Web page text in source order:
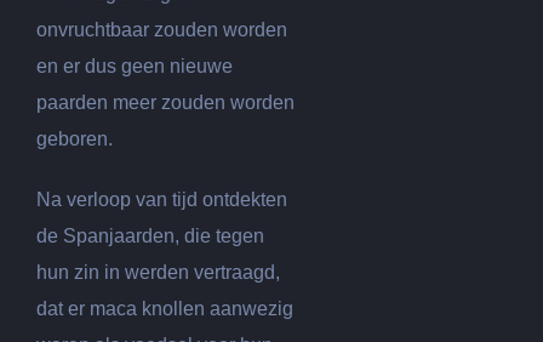
onvruchtbaar zouden worden
en er dus geen nieuwe
paarden meer zouden worden
geboren.
Na verloop van tijd ontdekten
de Spanjaarden, die tegen
hun zin in werden vertraagd,
dat er maca knollen aanwezig